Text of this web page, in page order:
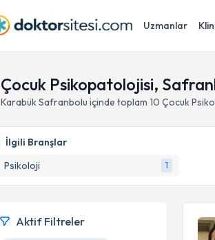
Uzmanlar
Çocuk Psikopatolojisi,
KarabükSafranbolu içinde toplam 10 Çocuk
İlgili Branşlar
Psikoloji
1
Aktif Filtreler